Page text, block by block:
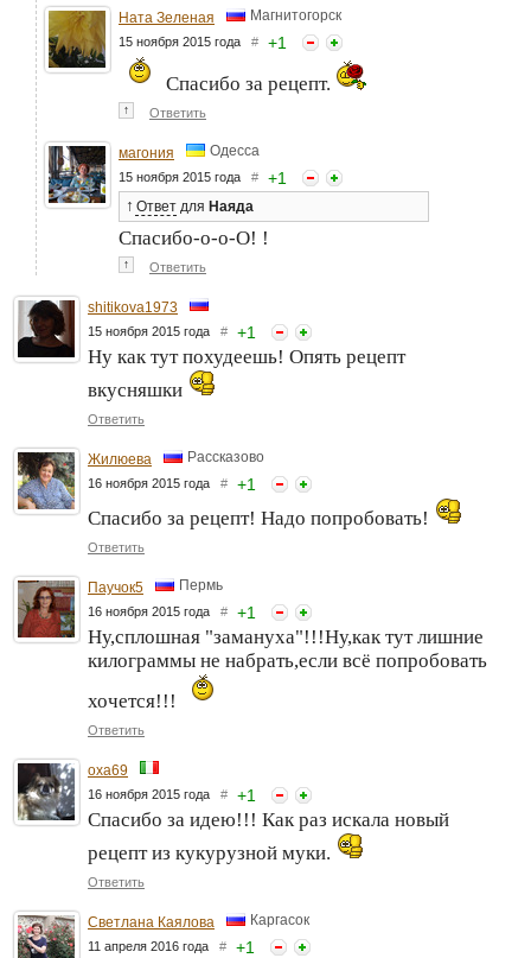
Ната Зеленая Магнитогорск
15 ноября 2015 года # +1
Спасибо за рецепт.
↑ Ответить
магония Одесса
15 ноября 2015 года # +1
↑ Ответ для Наяда
Спасибо-о-о-О! !
↑ Ответить
shitikova1973
15 ноября 2015 года # +1
Ну как тут похудеешь! Опять рецепт
вкусняшки
Ответить
Жилюева Рассказово
16 ноября 2015 года # +1
Спасибо за рецепт! Надо попробовать!
Ответить
Паучок5 Пермь
16 ноября 2015 года # +1
Ну,сплошная "замануха"!!!Ну,как тут лишние
килограммы не набрать,если всё попробовать
хочется!!!
Ответить
oxa69
16 ноября 2015 года # +1
Спасибо за идею!!! Как раз искала новый
рецепт из кукурузной муки.
Ответить
Светлана Каялова Каргасок
11 апреля 2016 года # +1